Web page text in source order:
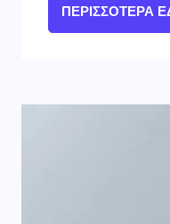
ΠΕΡΙΣΣΌΤΕΡΑ